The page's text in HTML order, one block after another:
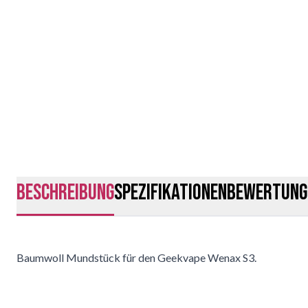
BeschreibungSpezifikationen
Baumwoll Mundstück für den Geekvape Wenax S3.